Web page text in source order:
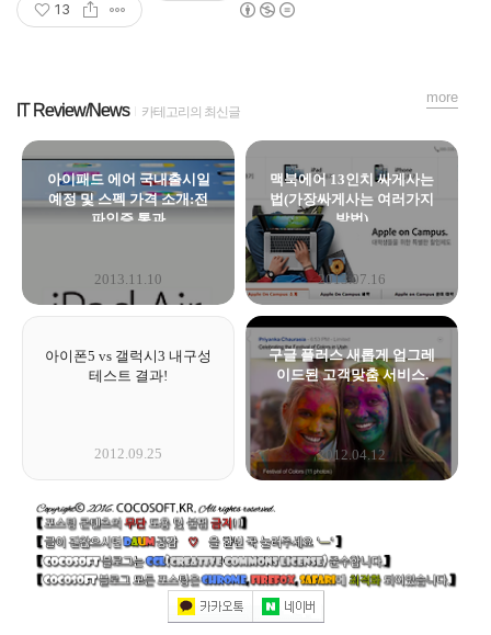
13
IT Review/News 카테고리의 최신글
아이패드 에어 국내출시일
예정 및 스펙 가격 소개:전
파인증 통과
2013.11.10
맥북에어 13인치 싸게사는
법(가장싸게사는 여러가지
방법)
2013.07.16
아이폰5 vs 갤럭시3 내구성
테스트 결과!
2012.09.25
구글 플러스 새롭게 업그레
이드된 고객맞춤 서비스.
2012.04.12
more